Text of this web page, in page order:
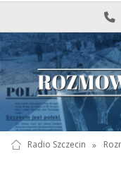
Radio Szczecin »